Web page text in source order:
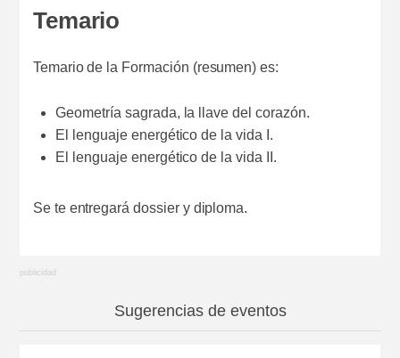
Temario
Temario de la Formación (resumen) es:
Geometría sagrada, la llave del corazón.
El lenguaje energético de la vida I.
El lenguaje energético de la vida II.
Se te entregará dossier y diploma.
Sugerencias de eventos